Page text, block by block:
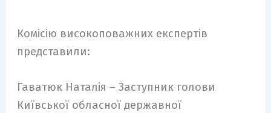
Комісію високоповажних експертів
представили:
Гаватюк Наталія – Заступник голови
Київської обласної державної